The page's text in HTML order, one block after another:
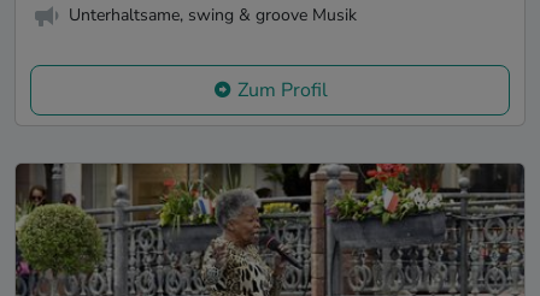
Unterhaltsame, swing & groove Musik
Zum Profil